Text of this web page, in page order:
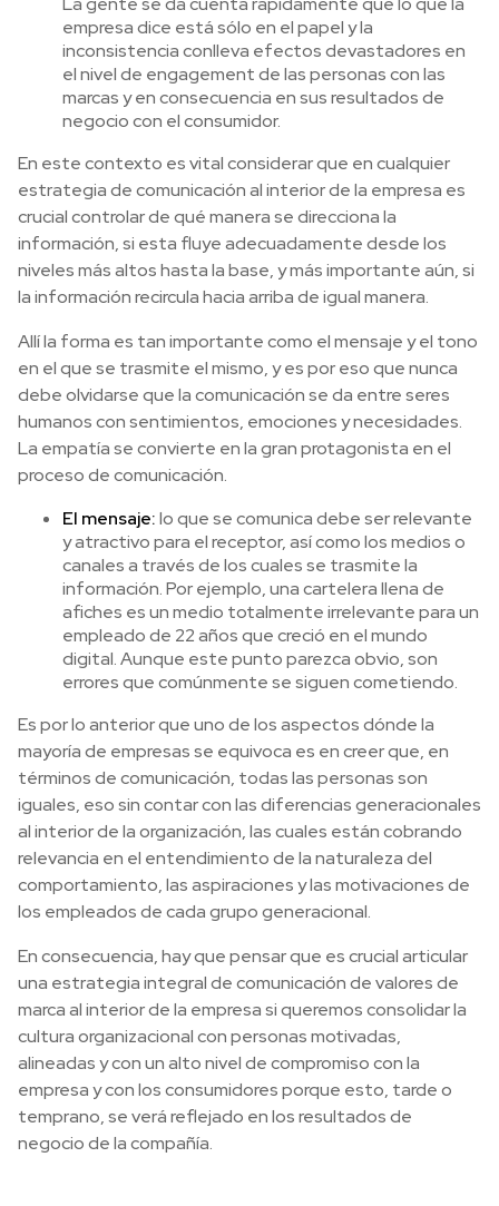
empresa dice está sólo en el papel y la
inconsistencia conlleva efectos devastadores en
el nivel de engagement de las personas con las
marcas y en consecuencia en sus resultados de
negocio con el consumidor.
En este contexto es vital considerar que en cualquier
estrategia de comunicación al interior de la empresa es
crucial controlar de qué manera se direcciona la
información, si esta fluye adecuadamente desde los
niveles más altos hasta la base, y más importante aún, si
la información recircula hacia arriba de igual manera.
Allí la forma es tan importante como el mensaje y el tono
en el que se trasmite el mismo, y es por eso que nunca
debe olvidarse que la comunicación se da entre seres
humanos con sentimientos, emociones y necesidades.
La empatía se convierte en la gran protagonista en el
proceso de comunicación.
El mensaje:lo que se comunica debe ser relevante
y atractivo para el receptor, así como los medios o
canales a través de los cuales se trasmite la
información. Por ejemplo, una cartelera llena de
afiches es un medio totalmente irrelevante para un
empleado de 22 años que creció en el mundo
digital. Aunque este punto parezca obvio, son
errores que comúnmente se siguen cometiendo.
Es por lo anterior que uno de los aspectos dónde la
mayoría de empresas se equivoca es en creer que, en
términos de comunicación, todas las personas son
iguales, eso sin contar con las diferencias generacionales
al interior de la organización, las cuales están cobrando
relevancia en el entendimiento de la naturaleza del
comportamiento, las aspiraciones y las motivaciones de
los empleados de cada grupo generacional.
En consecuencia, hay que pensar que es crucial articular
una estrategia integral de comunicación de valores de
marca al interior de la empresa si queremos consolidar la
cultura organizacional con personas motivadas,
alineadas y con un alto nivel de compromiso con la
empresa y con los consumidores porque esto, tarde o
temprano, se verá reflejado en los resultados de
negocio de la compañía.